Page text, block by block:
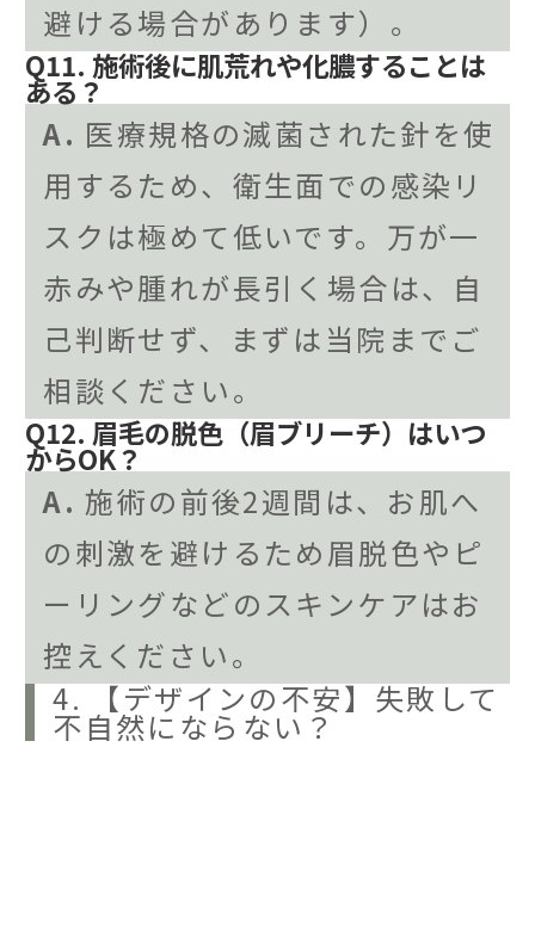
避ける場合があります）。
Q11. 施術後に肌荒れや化膿することは
ある？
A. 医療規格の滅菌された針を使
用するため、衛生面での感染リ
スクは極めて低いです。万が一
赤みや腫れが長引く場合は、自
己判断せず、まずは当院までご
相談ください。
Q12. 眉毛の脱色（眉ブリーチ）はいつ
からOK？
A. 施術の前後2週間は、お肌へ
の刺激を避けるため眉脱色やピ
ーリングなどのスキンケアはお
控えください。
4. 【デザインの不安】失敗して
不自然にならない？